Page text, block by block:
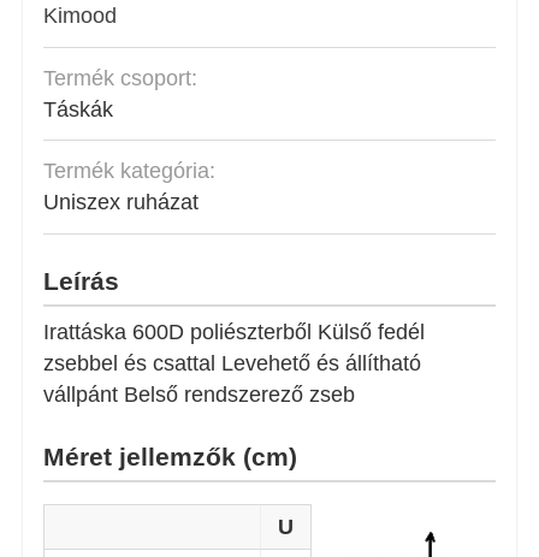
Kimood
Termék csoport:
Táskák
Termék kategória:
Uniszex ruházat
Leírás
Irattáska 600D poliészterből Külső fedél
zsebbel és csattal Levehető és állítható
vállpánt Belső rendszerező zseb
Méret jellemzők (cm)
U